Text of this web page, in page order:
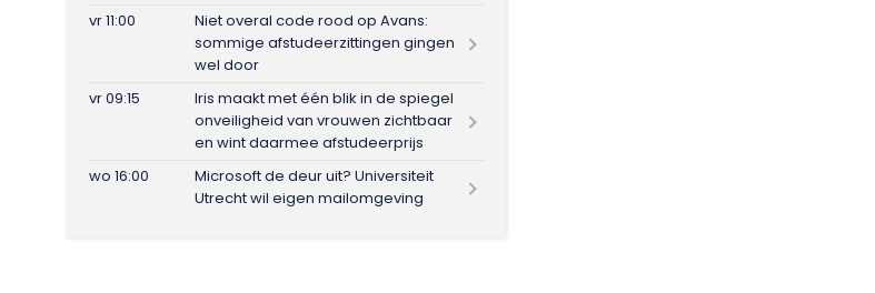
vr 11:00
Niet overal code rood op Avans:
sommige afstudeerzittingen gingen
wel door
vr 09:15
Iris maakt met één blik in de spiegel
onveiligheid van vrouwen zichtbaar
en wint daarmee afstudeerprijs
wo 16:00
Microsoft de deur uit? Universiteit
Utrecht wil eigen mailomgeving